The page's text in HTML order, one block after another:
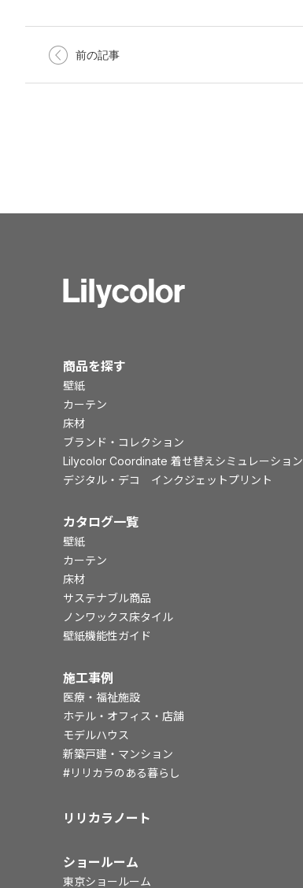
前の記事
商品を探す
壁紙
カーテン
床材
ブランド・コレクション
Lilycolor Coordinate 着せ替えシミュレーション
デジタル・デコ インクジェットプリント
カタログ一覧
壁紙
カーテン
床材
サステナブル商品
ノンワックス床タイル
壁紙機能性ガイド
施工事例
医療・福祉施設
ホテル・オフィス・店舗
モデルハウス
新築戸建・マンション
#リリカラのある暮らし
リリカラノート
ショールーム
東京ショールーム